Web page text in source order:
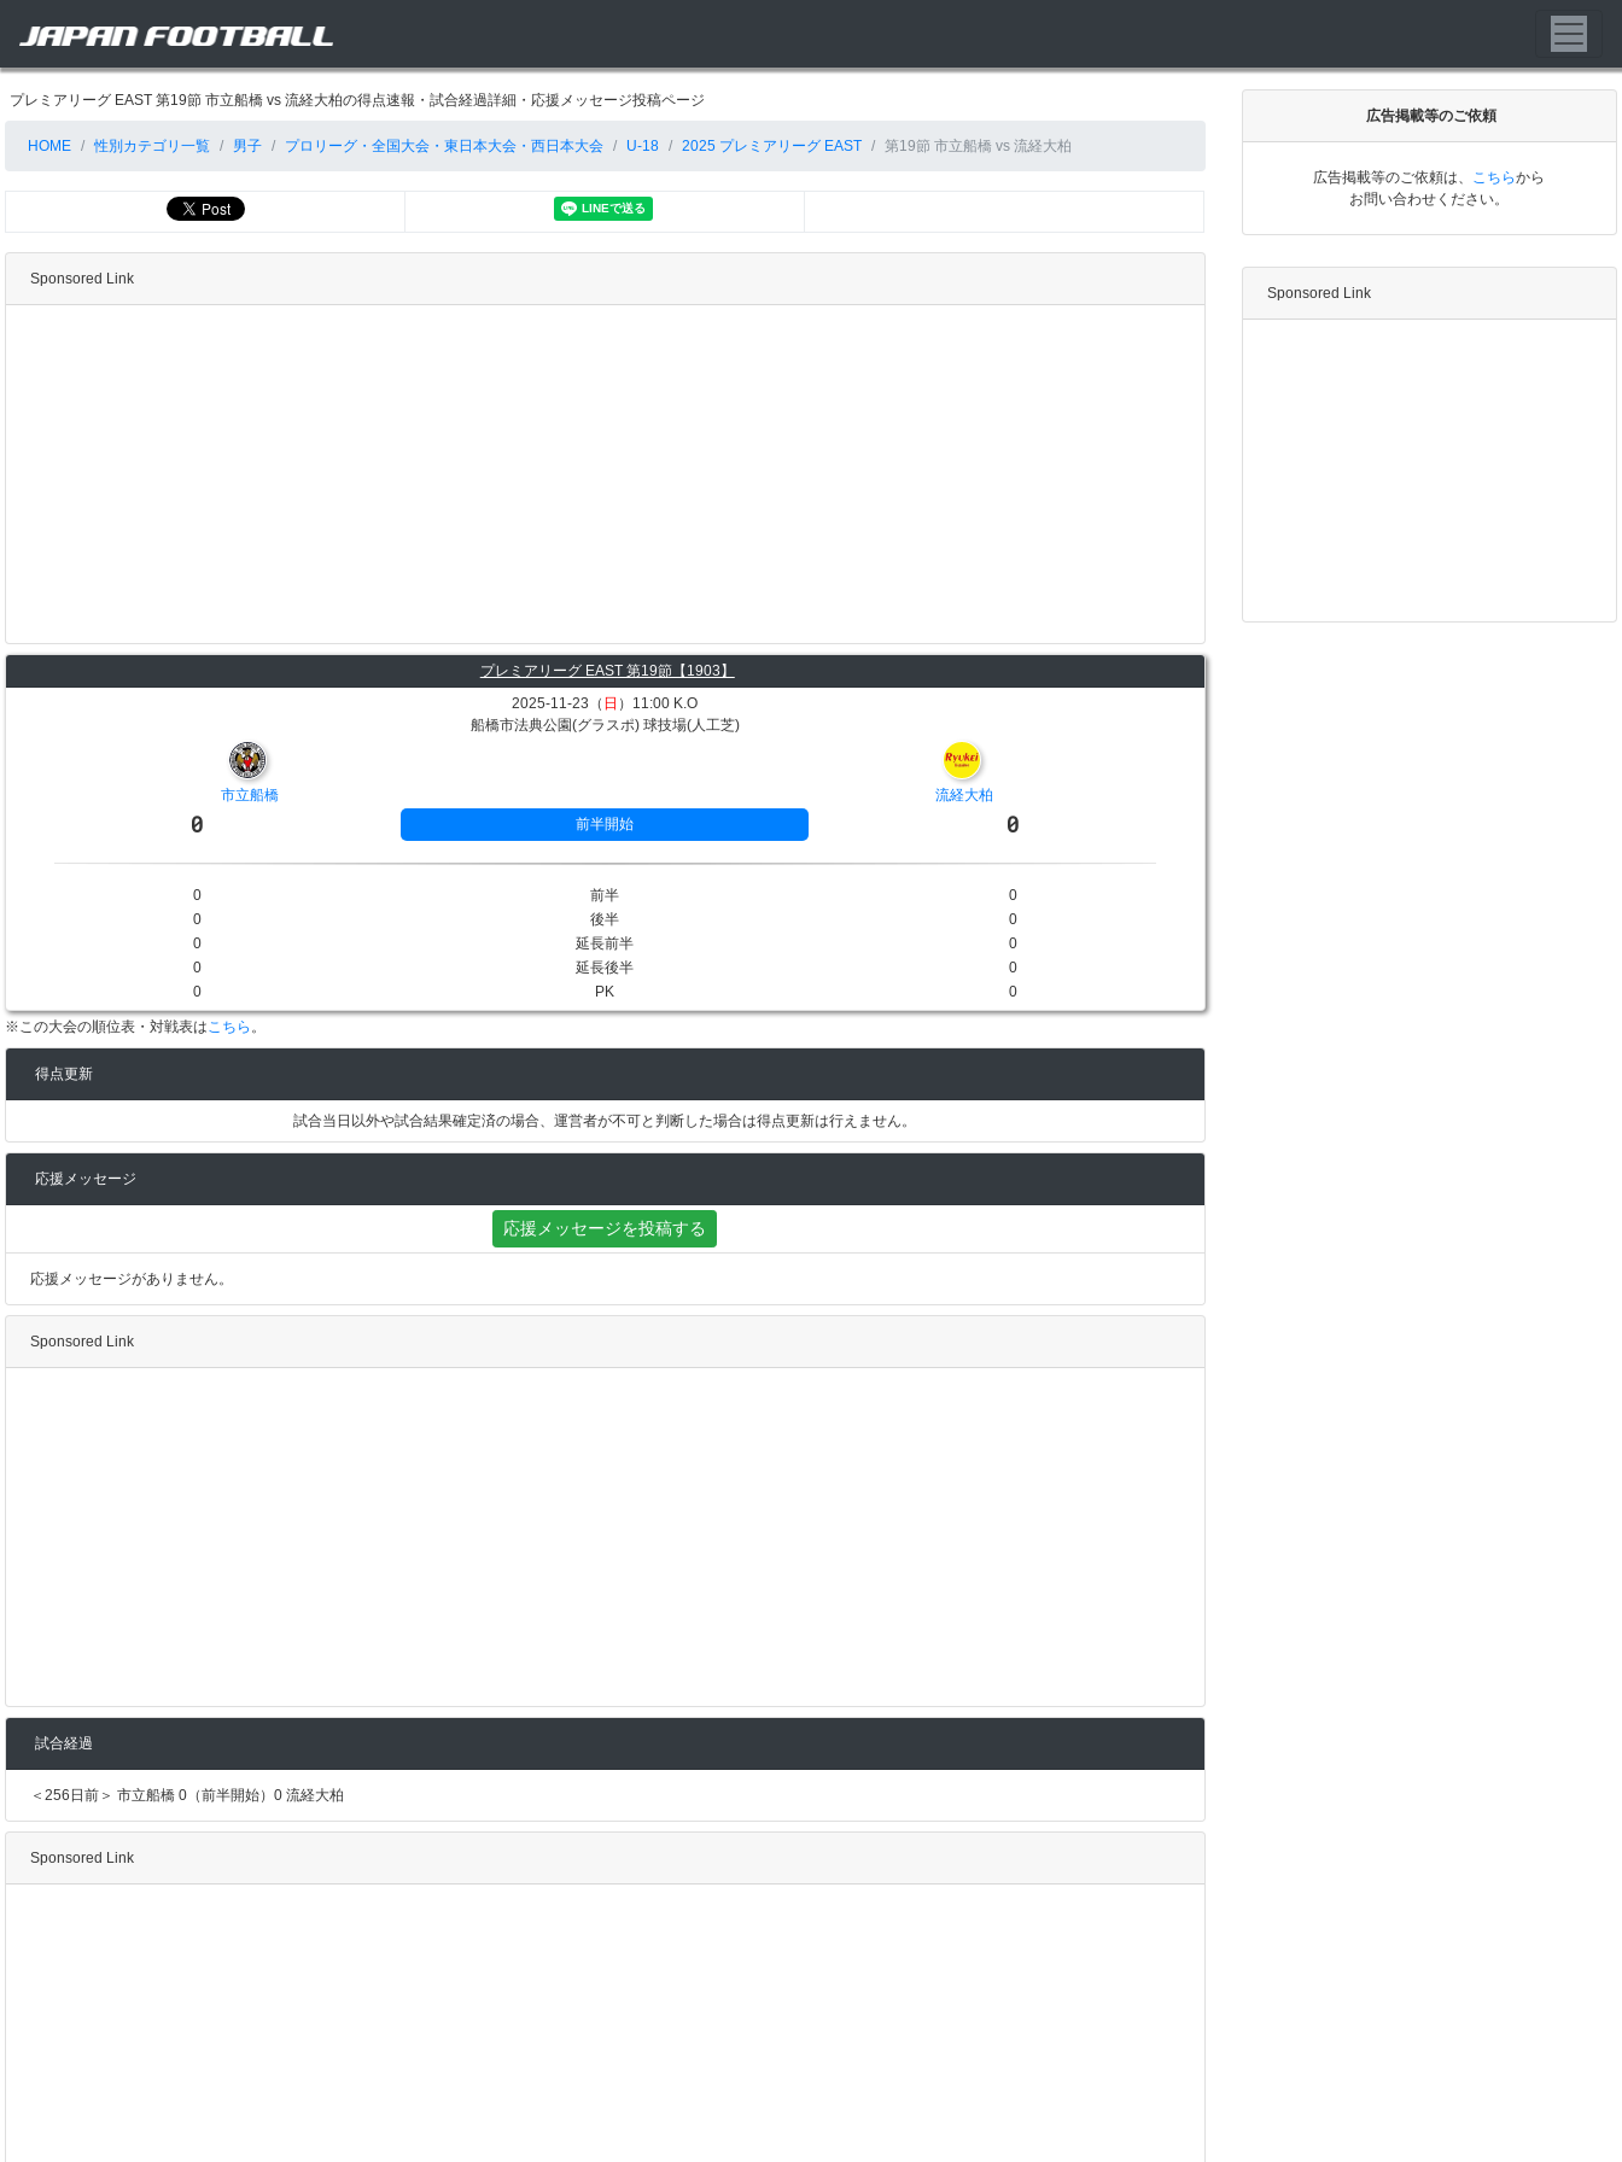
プレミアリーグ EAST 第19節 市立船橋 vs 流経大柏の得点速報・試合経過詳細・応援メッセージ投稿ページ
HOME 性別カテゴリ一覧 男子 プロリーグ・全国大会・東日本大会・西日本大会 U-18 2025 プレミアリーグ EAST 第19節 市立船橋 vs 流経大柏
Sponsored Link
プレミアリーグ EAST 第19節【1903】
2025-11-23（ 日 ）11:00 K.O
船橋市法典公園(グラスポ) 球技場(人工芝)
市立船橋 流経大柏
0 前半開始 0
0 前半
0
0
後半
0
0
延長前半
0
0
延長後半
0
0
PK 0
※この大会の順位表・対戦表はこちら 。
得点更新
試合当日以外や試合結果確定済の場合、運営者が不可と判断した場合は得点更新は行えません。
応援メッセージ
応援メッセージを投稿する
応援メッセージがありません。
Sponsored Link
試合経過
＜256日前＞ 市立船橋 0（前半開始）0 流経大柏
Sponsored Link
広告掲載等のご依頼
広告掲載等のご依頼は、 こちらから
お問い合わせください。
Sponsored Link